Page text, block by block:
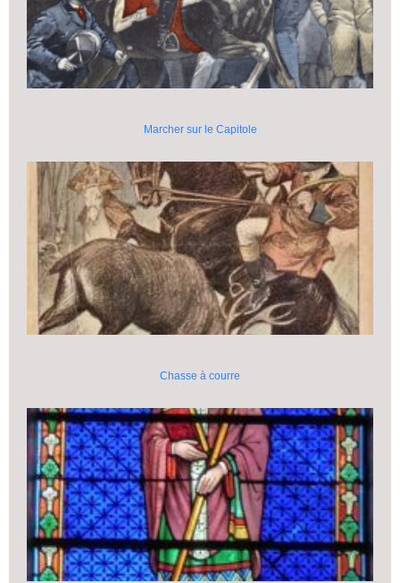
Marcher sur le Capitole
Chasse à courre